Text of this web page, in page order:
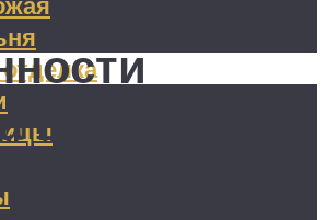
цокольной
способы